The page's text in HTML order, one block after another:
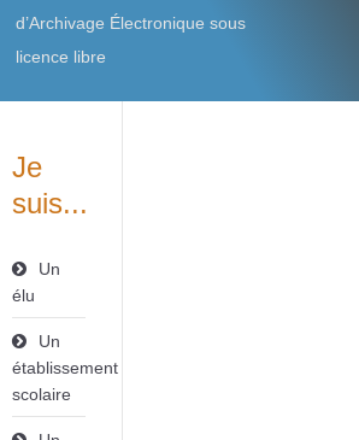
d’Archivage Électronique sous
licence libre
Je
suis...
Un
élu
Un
établissement
scolaire